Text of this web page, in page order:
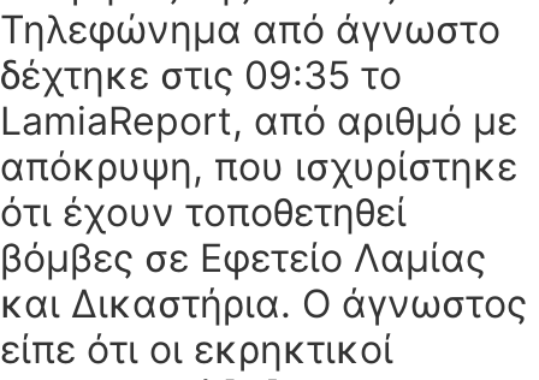
Τηλεφώνημα από άγνωστο
δέχτηκε στις 09:35 το
LamiaReport, από αριθμό με
απόκρυψη, που ισχυρίστηκε
ότι έχουν τοποθετηθεί
βόμβες σε Εφετείο Λαμίας
και Δικαστήρια. Ο άγνωστος
είπε ότι οι εκρηκτικοί